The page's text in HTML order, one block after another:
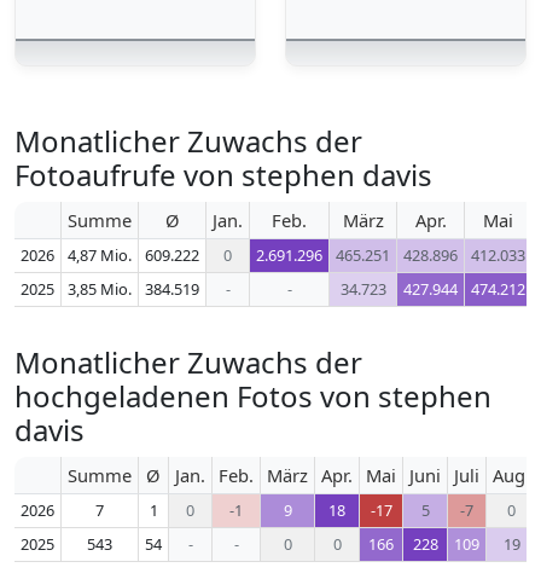
Monatlicher Zuwachs der
Fotoaufrufe von stephen davis
Summe Ø Jan. Feb. März Apr. Mai
2026 4,87 Mio. 609.222 0 2.691.296 465.251 428.896 412.033
2025
3,85 Mio. 384.519 - - 34.723 427.944 474.212
Monatlicher Zuwachs der
hochgeladenen Fotos von stephen
davis
Summe Ø Jan. Feb. März Apr. Mai Juni Juli Aug.
2026 7 1 0 -1 9 18 -17 5 -7
0
2025
543 54 - - 0 0 166 228 109 19